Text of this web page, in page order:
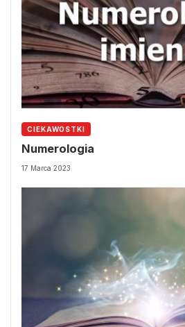
CIEKAWOSTKI
Numerologia
17 Marca 2023